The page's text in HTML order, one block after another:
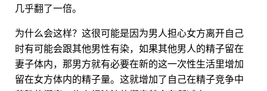
几乎翻了一倍。
为什么会这样？这很可能是因为男人担心女方离开自己
时有可能会跟其他男性有染，如果其他男人的精子留在
妻子体内，那男方就有必要在新的这一次性生活里增加
留在女方体内的精子量。这就增加了自己在精子竞争中